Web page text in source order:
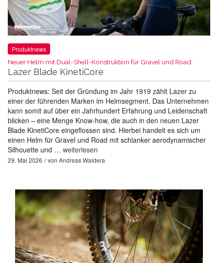
Produktnews
Neuer Helm mit Dual-Shell-Konstruktion für Gravel und Road:
Lazer Blade KinetiCore
Produktnews: Seit der Gründung im Jahr 1919 zählt Lazer zu
einer der führenden Marken im Helmsegment. Das Unternehmen
kann somit auf über ein Jahrhundert Erfahrung und Leidenschaft
blicken – eine Menge Know-how, die auch in den neuen Lazer
Blade KinetiCore eingeflossen sind. Hierbei handelt es sich um
einen Helm für Gravel und Road mit schlanker aerodynamischer
Silhouette und … weiterlesen
29. Mai 2026 von Andreas Waldera